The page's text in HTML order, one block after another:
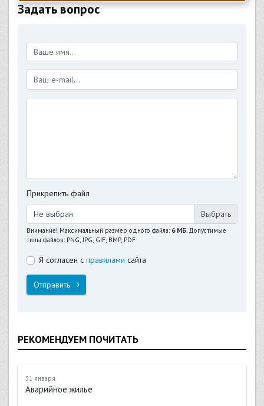
Задать вопрос
Прикрепить файл
Не выбран
Внимание! Максимальный размер одного файла: 6 МБ. Допустимые
типы файлов: PNG, JPG, GIF, BMP, PDF
Я согласен с правилами сайта
Отправить
РЕКОМЕНДУЕМ ПОЧИТАТЬ
31 января
Аварийное жилье